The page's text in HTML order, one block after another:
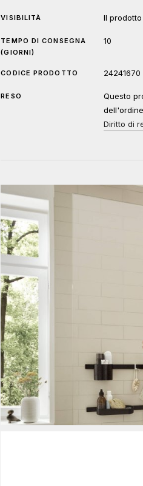
VISIBILITÀ Il
TEMPO DI CONSEGNA
(GIORNI)
10
CODICE PRODOTTO 24241670
RESO
Questo
Diritto di